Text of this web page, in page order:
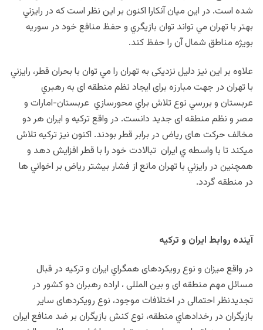
شده است. در اين ميان آنكارا اكنون بر اين نظر است كه در رايزني
بهتر با تهران مي تواند توان بازيگري و حفظ منافع خود در سوريه
بويژه مناطق شمال آن را حفظ كند.
علاوه بر اين نيز دلیل نزدیکی به تهران را مي توان با بحران قطر‏، رايزني
با تهران در جهت مبارزه برای ایجاد نظم منطقه ای به رهبري
عربستان و بررسي نوع تلاش براي محورسازي عربستان-امارات و
مصر و نظم منطقه ای جدید دانست. در واقع ترکیه و ایران هر دو
مخالف حرکت های رياض در برابر قطر بودند. اكنون نيز تركيه تلاش
ميكند تا با واسطه ي ايران تبالادت خود را با قطر افزايش دهد و
همچنين در رايزني با تهران مانع از فشار بيشتر رياض بر اخواني ها
در منطقه گردد.
آينده روابط ايران و تركيه
در واقع ميزان و نوع رویکردهای همگراي ايران و تركيه در قبال
مسائل مهم منطقه ای و بین المللی ، اراده رهبران دو کشور در
تجدیدنظر احتمالی در اختلافات موجود، نوع رویکردهای سایر
بازیگران در رخدادهاي منطقه، نوع كنش بازيگران بر ضد منافع ایران